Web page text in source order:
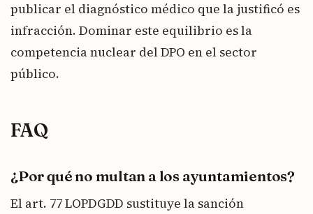
publicar el diagnóstico médico que la justificó es
infracción. Dominar este equilibrio es la
competencia nuclear del DPO en el sector
público.
FAQ
¿Por qué no multan a los ayuntamientos?
El art. 77 LOPDGDD sustituye la sanción